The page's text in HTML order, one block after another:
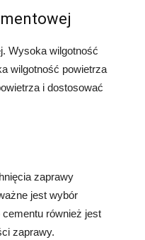
Wysoka wilgotność
wilgotność powietrza
i dostosować
zaprawy
jest wybór
również jest
zaprawy.